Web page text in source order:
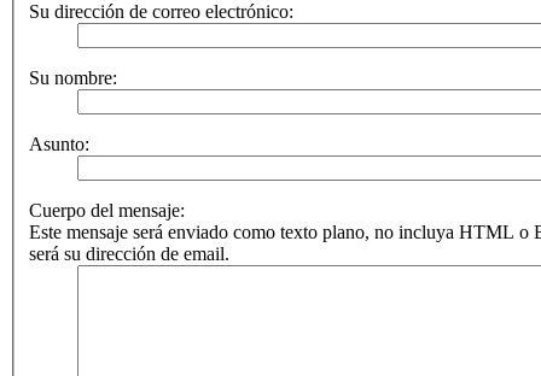
Su dirección de correo electrónico:
Su nombre:
Asunto:
Cuerpo del mensaje:
Este mensaje será enviado como texto plano, no incluya HTML o
será su dirección de email.